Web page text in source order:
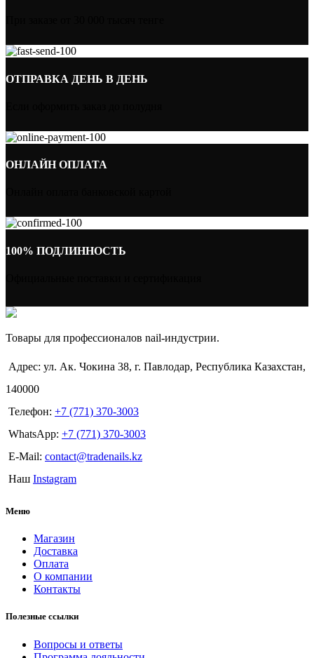
ОТПРАВКА ДЕНЬ В ДЕНЬ
ОНЛАЙН ОПЛАТА
100% ПОДЛИННОСТЬ
Товары для профессионалов nail-индустрии.
Адрес: ул. Ак. Чокина 38, г. Павлодар, Республика Казахстан,
140000
Телефон: +7 (771) 370-3003
WhatsApp: +7 (771) 370-3003
E-Mail: contact@tradenails.kz
Наш Instagram
Меню
Магазин
Доставка
Оплата
О компании
Контакты
Полезные ссылки
Вопросы и ответы